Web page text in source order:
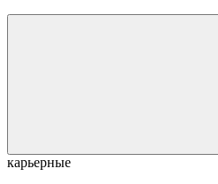
карьерные